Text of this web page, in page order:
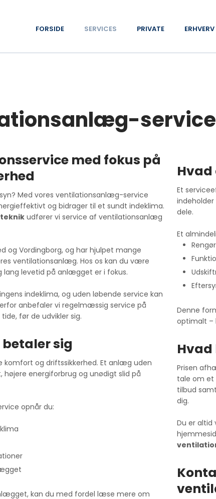
FORSIDE SERVICES PRIVATE ERHVERV
med fokus på
Med vores ventilationsanlæg-service
og bidrager til et sundt indeklima.
udfører vi service af ven​tilationsanlæg
og Vordingborg, og har hjulpet mange
ventilationsanlæg. Hos os kan du være
lang levetid på anlægget er i fokus.
indeklima, og uden løbende service kan
anbefaler vi regelmæssig service på
før de udvikler sig.
sig
komfort og driftssikkerhed. Et anlæg uden
energiforbrug og unødigt slid på
opnår du:
kan du med fordel læse mere om
​Et
dele.
Et
Denne
optimalt –
Prisen
tale om et
tilbud
dig.
Du er altid